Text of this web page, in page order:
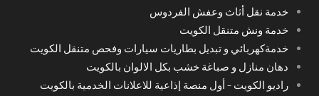
خدمة نقل أثاث وعفش الفردوس
خدمة ونش متنقل الكويت
خدمةكهربائي و تبديل بطاريات سيارات وفحص متنقل الكويت
دهان منازل و صباغة خشب بكل الالوان بالكويت
راديو الكويت - أول منصة إذاعية للاعلانات الخدمية بالكويت